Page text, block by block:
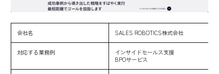
会社名 SALES ROBOTICS株式会社
対応する業務例
インサイドセールス支援
BPOサービス